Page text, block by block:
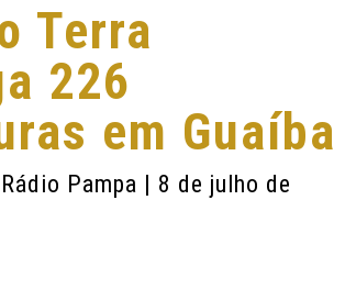
Terra
226
em Guaíba
Pampa | 8 de julho de